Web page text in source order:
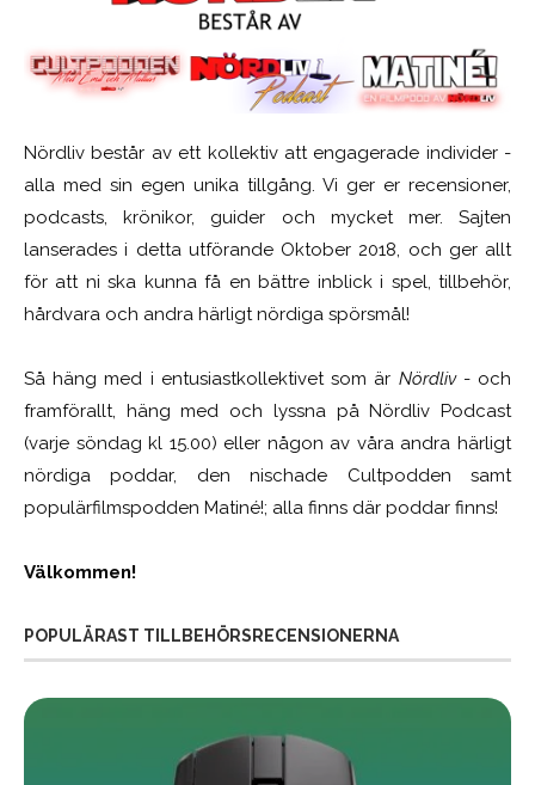
Nördliv består av ett kollektiv att engagerade individer -
alla med sin egen unika tillgång. Vi ger er recensioner,
podcasts, krönikor, guider och mycket mer. Sajten
lanserades i detta utförande Oktober 2018, och ger allt
för att ni ska kunna få en bättre inblick i spel, tillbehör,
hårdvara och andra härligt nördiga spörsmål!
Så häng med i entusiastkollektivet som är Nördliv- och
framförallt, häng med och lyssna på Nördliv Podcast
(varje söndag kl 15.00) eller någon av våra andra härligt
nördiga poddar, den nischade Cultpodden samt
populärfilmspodden Matiné!; alla finns där poddar finns!
Välkommen!
POPULÄRAST TILLBEHÖRSRECENSIONERNA